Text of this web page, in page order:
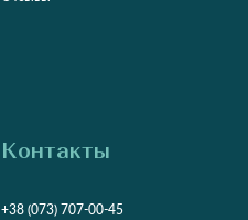
Контакты
+38 (073) 707-00-45